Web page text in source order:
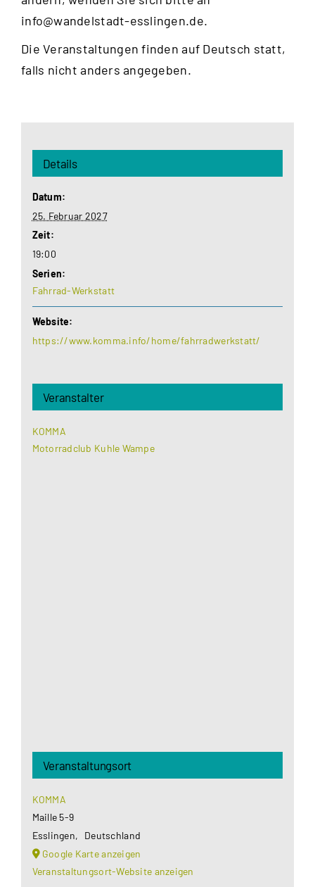
info@wandelstadt-esslingen.de.
Die Veranstaltungen finden auf Deutsch statt,
falls nicht anders angegeben.
Details
Datum:
25. Februar 2027
Zeit:
19:00
Serien:
Fahrrad-Werkstatt
Website:
https://www.komma.info/home/fahrradwerkstatt/
Veranstalter
KOMMA
Motorradclub Kuhle Wampe
Veranstaltungsort
KOMMA
Maille 5-9
Esslingen,
Deutschland
Google Karte anzeigen
Veranstaltungsort-Website anzeigen